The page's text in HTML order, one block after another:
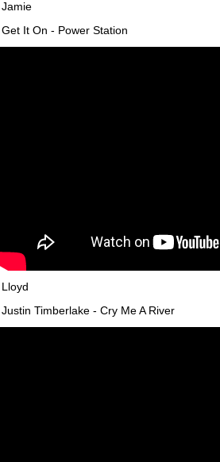
Jamie
Get It On - Power Station
Lloyd
Justin Timberlake - Cry Me A River